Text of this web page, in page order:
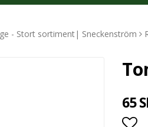
- Stort sortiment| Sneckenström
65